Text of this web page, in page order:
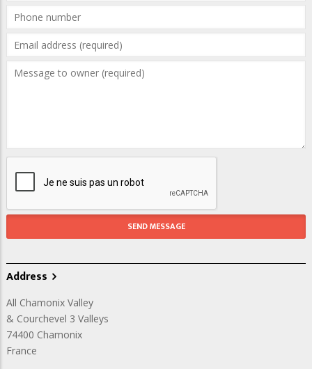
Address
All Chamonix Valley
& Courchevel 3 Valleys
74400 Chamonix
France